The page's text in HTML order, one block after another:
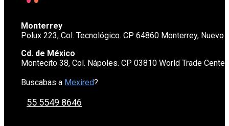
Monterrey
Polux 223, Col. Tecnológico. CP 64860 Monterrey, Nuevo
Cd. de México
Montecito 38, Col. Nápoles. CP 03810 World Trade
Buscabas a Mexired?
55 5549 8646